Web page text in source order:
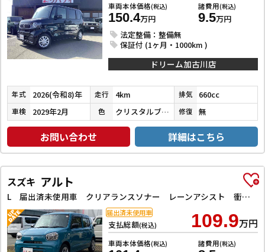
車両本体価格(税込)
150.4万円
諸費用(税込)
9.5万円
法定整備：整備無
保証付 (1ヶ月・1000km )
ドリーム加古川店
年式 2026(令和8)年 走行 4km 排気 660cc
車検 2029年2月 色 クリスタルブラックパール 修復 無
お問い合わせ 詳細はこちら
スズキ アルト
L 届出済未使用車 クリアランスソナー レーンアシスト 衝突被害軽減システム オートライト アイドリングストップ 電動格納ミラー シートヒーター CVT ABS ESC
支払総額(税込) 109.9万円
車両本体価格(税込) 諸費用(税込)
届出済未使用車